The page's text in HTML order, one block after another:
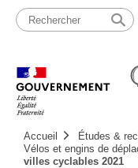
Passer
contenu
principale
Accueil Études &
Vélos et engins de
villes cyclables 2021